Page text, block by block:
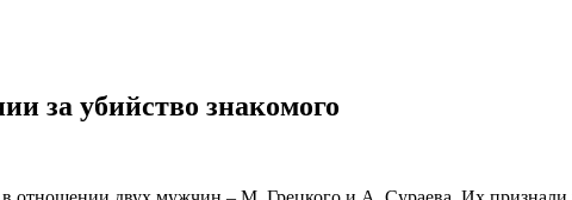
за убийство знакомого